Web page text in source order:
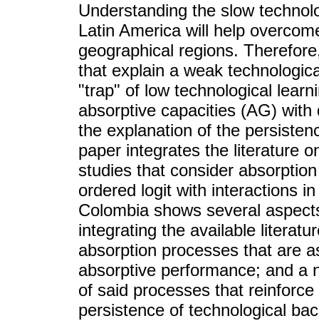
Understanding the slow
Latin America will help
geographical regions.
that explain a weak
"trap" of low technological
absorptive capacities (AG)
the explanation of the
paper integrates the literature
studies that consider
ordered logit with interactions
Colombia shows several
integrating the available
absorption processes that are
absorptive performance; and a
of said processes that
persistence of technological